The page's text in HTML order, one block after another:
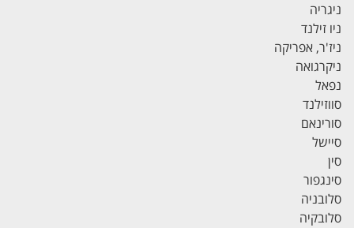
ניגריה
ניו זילנד
ניז'ר, אפריקה
ניקרגואה
נפאל
סווזילנד
סורינאם
סיישל
סין
סינגפור
סלובניה
סלובקיה